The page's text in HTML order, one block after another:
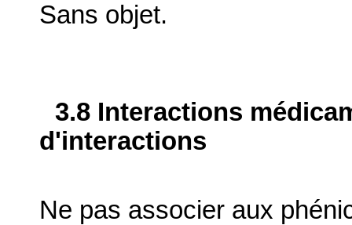
Sans objet.
3.8 Interactions
d'interactions
Ne pas associer aux